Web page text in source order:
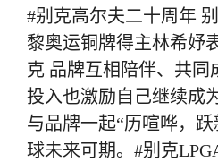
#别克高尔夫二十周年
黎奥运铜牌得主林希妤
克 品牌互相陪伴、共同
投入也激励自己继续成
与品牌一起“历喧哗，
球未来可期。#别克